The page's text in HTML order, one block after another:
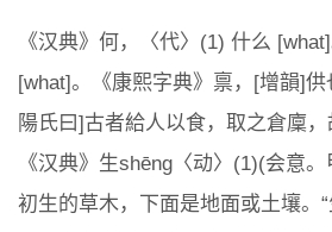
《汉典》何，〈代〉(1) 什么
[what]。《康熙字典》禀，[增韻]
陽氏曰]古者給人以食，取之倉廩，
《汉典》生shēng〈动〉(1)(会意
初生的草木，下面是地面或土壤。